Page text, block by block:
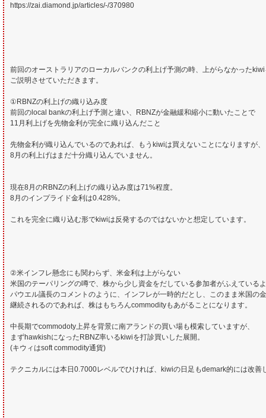
https://zai.diamond.jp/articles/-/370980
前回のオーストラリアのローカルバンクの利上げ予測の時、上がらなかった
ご説明させていただきます。
①RBNZの利上げの織り込み度
前回のlocal bankの利上げ予測と違い、RBNZが金融緩和縮小に動いたことで
11月利上げを先物金利が完全に織り込んだこと
先物金利が織り込んでいるのであれば、もうkiwiは買えないことになりますが、
8月の利上げはまだ十分織り込んでいません。
現在8月のRBNZの利上げの織り込み度は71%程度。
8月のインプライド金利は0.428%。
これを完全に織り込む形でkiwiは反発するのではないかと想定しています。
②米インフレ懸念にも関わらず、米金利は上がらない
米国のテーパリングの噂で、株から少し資金をだしている参加者がふえている
パウエル議長のコメントのように、インフレが一時的だとし、このまま米国の
継続されるのであれば、株はもちろんcommodityもあがることになります。
中長期でcommodoty上昇を背景に南アランドの買い場も模索していますが、
まずhawkishになったRBNZ率いるkiwiを打診買いした展開。
(キウィはsoft commodity通貨)
テクニカルには本日0.7000レベルでひければ、kiwiの日足もdemark的には改善